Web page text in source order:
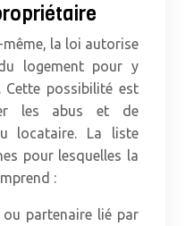
la loi autorise
logement pour y
Cette possibilité est
les abus et de
locataire. La liste
pour lesquelles la
:
partenaire lié par